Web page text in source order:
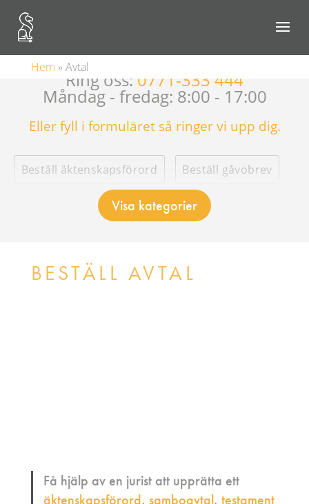
Hem » Avtal
Kostnadsfri inledande rådgivning
Ring oss: 0771-333 444
Måndag - fredag: 8:00 - 17:00
Eller fyll i formuläret så ringer vi upp dig.
Beställ äktenskapsförord Beställ gåvobrev
Beställ samboavtal Beställ skuldebrev
Visa kategorier
BESTÄLL AVTAL
Få hjälp av en jurist att upprätta ett
äktenskapsförord, samboavtal, testament